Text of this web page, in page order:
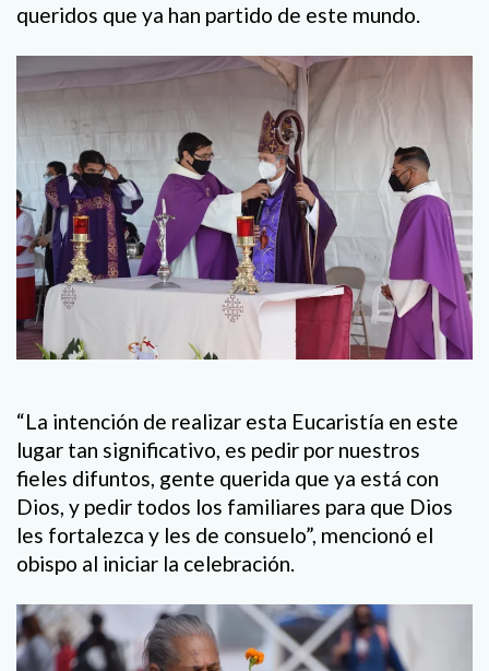
queridos que ya han partido de este mundo.
“La intención de realizar esta Eucaristía en este
lugar tan significativo, es pedir por nuestros
fieles difuntos, gente querida que ya está con
Dios, y pedir todos los familiares para que Dios
les fortalezca y les de consuelo”, mencionó el
obispo al iniciar la celebración.